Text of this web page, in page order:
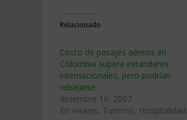
Relacionado
Costo de pasajes aéreos en
Colombia supera estandares
internacionales, pero podrí­an
rebajarse
diciembre 16, 2007
En «Viajes, Turismo,